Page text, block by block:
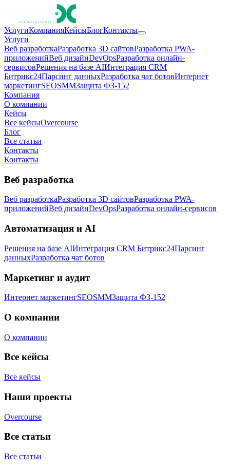
УслугиКомпанияКейсыБлогКонтакты
Услуги
Веб разработкаРазработка 3D сайтовРазработка PWA-
приложенийВеб дизайнDevOpsРазработка онлайн-
сервисовРешения на базе AIИнтеграция CRM
Битрикс24Парсинг данныхРазработка чат ботовИнтернет
маркетингSEOSMMЗащита ФЗ-152
Компания
О компании
Кейсы
Все кейсыOvercourse
Блог
Все статьи
Контакты
Контакты
Веб разработка
Веб разработкаРазработка 3D сайтовРазработка PWA-
приложенийВеб дизайнDevOpsРазработка онлайн-сервисов
Автоматизация и AI
Решения на базе AIИнтеграция CRM Битрикс24Парсинг
данныхРазработка чат ботов
Маркетинг и аудит
Интернет маркетингSEOSMMЗащита ФЗ-152
О компании
О компании
Все кейсы
Все кейсы
Наши проекты
Overcourse
Все статьи
Все статьи